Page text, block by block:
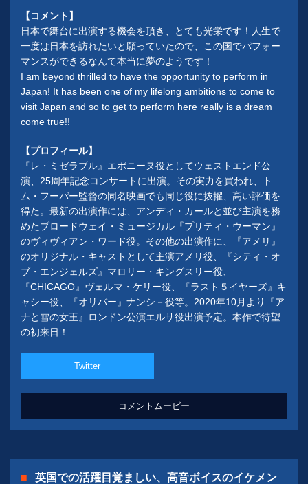
【コメント】
日本で舞台に出演する機会を頂き、とても光栄です！人生で
一度は日本を訪れたいと願っていたので、この国でパフォー
マンスができるなんて本当に夢のようです！
I am beyond thrilled to have the opportunity to perform in
Japan! It has been one of my lifelong ambitions to come to
visit Japan and so to get to perform here really is a dream
come true!!
【プロフィール】
『レ・ミゼラブル』エポニーヌ役としてウェストエンド公
演、25周年記念コンサートに出演。その実力を買われ、ト
ム・フーパー監督の同名映画でも同じ役に抜擢、高い評価を
得た。最新の出演作には、アンディ・カールと並び主演を務
めたブロードウェイ・ミュージカル『プリティ・ウーマン』
のヴィヴィアン・ワード役。その他の出演作に、『アメリ』
のオリジナル・キャストとして主演アメリ役、『シティ・オ
ブ・エンジェルズ』マロリー・キングスリー役、
『CHICAGO』ヴェルマ・ケリー役、『ラスト５イヤーズ』キ
ャシー役、『オリバー』ナンシ－役等。2020年10月より『ア
ナと雪の女王』ロンドン公演エルサ役出演予定。本作で待望
の初来日！
Twitter
コメントムービー
英国での活躍目覚ましい、高音ボイスのイケメン